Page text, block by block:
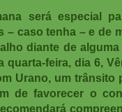
será especial
– caso tenha – e de
diante de
quarta-feira, dia 6,
Urano, um trânsito
de favorecer o